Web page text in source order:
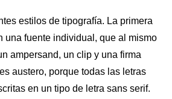
estilos de tipografía. La primera
una fuente individual, que al mismo
ampersand, un clip y una firma
austero, porque todas las letras
en un tipo de letra sans serif.